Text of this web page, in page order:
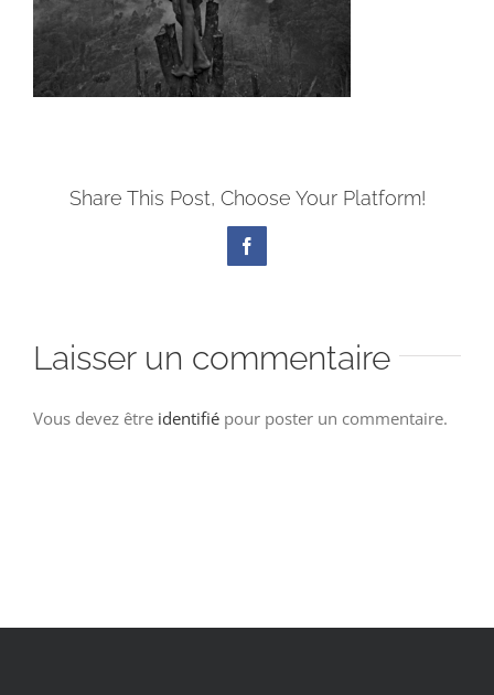
Share This Post, Choose Your Platform!
Facebook
Laisser un commentaire
Vous devez être identifié pour poster un commentaire.